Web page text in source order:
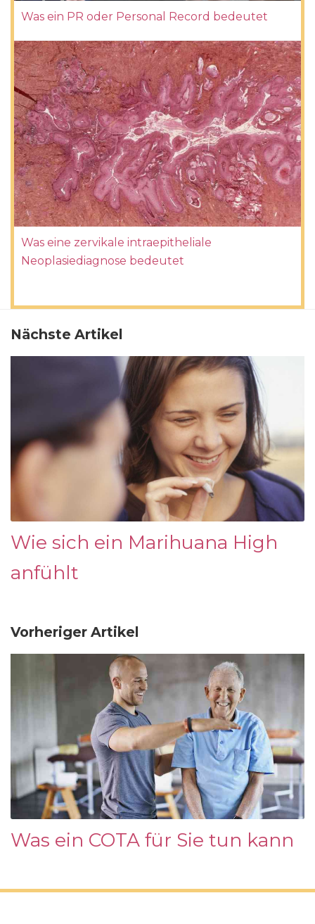
Was ein PR oder Personal Record bedeutet
Was eine zervikale intraepitheliale
Neoplasiediagnose bedeutet
Nächste Artikel
Wie sich ein Marihuana High
anfühlt
Vorheriger Artikel
Was ein COTA für Sie tun kann